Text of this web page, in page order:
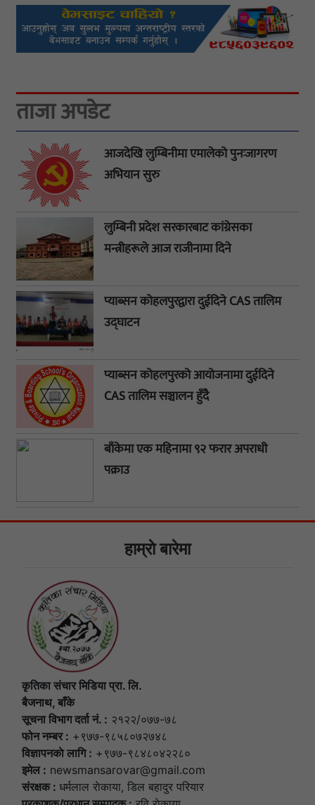
ताजा अपडेट
आजदेखि लुम्बिनीमा एमालेको पुनःजागरण
अभियान सुरु
लुम्बिनी प्रदेश सरकारबाट कांग्रेसका
मन्त्रीहरूले आज राजीनामा दिने
प्याब्सन कोहलपुरद्वारा दुईदिने CAS तालिम
उद्घाटन
प्याब्सन कोहलपुरको आयोजनामा दुईदिने
CAS तालिम सञ्चालन हुँदै
बाँकेमा एक महिनामा ९२ फरार अपराधी
पक्राउ
हाम्राे बारेमा
कृतिका संचार मिडिया प्रा. लि.
बैजनाथ, बाँके
सूचना विभाग दर्ता नं. : २१२२/०७७-७८
फोन नम्बर : +९७७-९८५८०७२७४८
विज्ञापनकाे लागि : +९७७-९८४८०४२२८०
इमेल : newsmansarovar@gmail.com
संरक्षक : धर्मलाल राेकाया, डिल बहादुर परियार